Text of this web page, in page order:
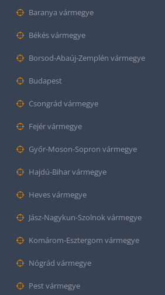
Baranya vármegye
Békés vármegye
Borsod-Abaúj-Zemplén vármegye
Budapest
Csongrád vármegye
Fejér vármegye
Győr-Moson-Sopron vármegye
Hajdú-Bihar vármegye
Heves vármegye
Jász-Nagykun-Szolnok vármegye
Komárom-Esztergom vármegye
Nógrád vármegye
Pest vármegye